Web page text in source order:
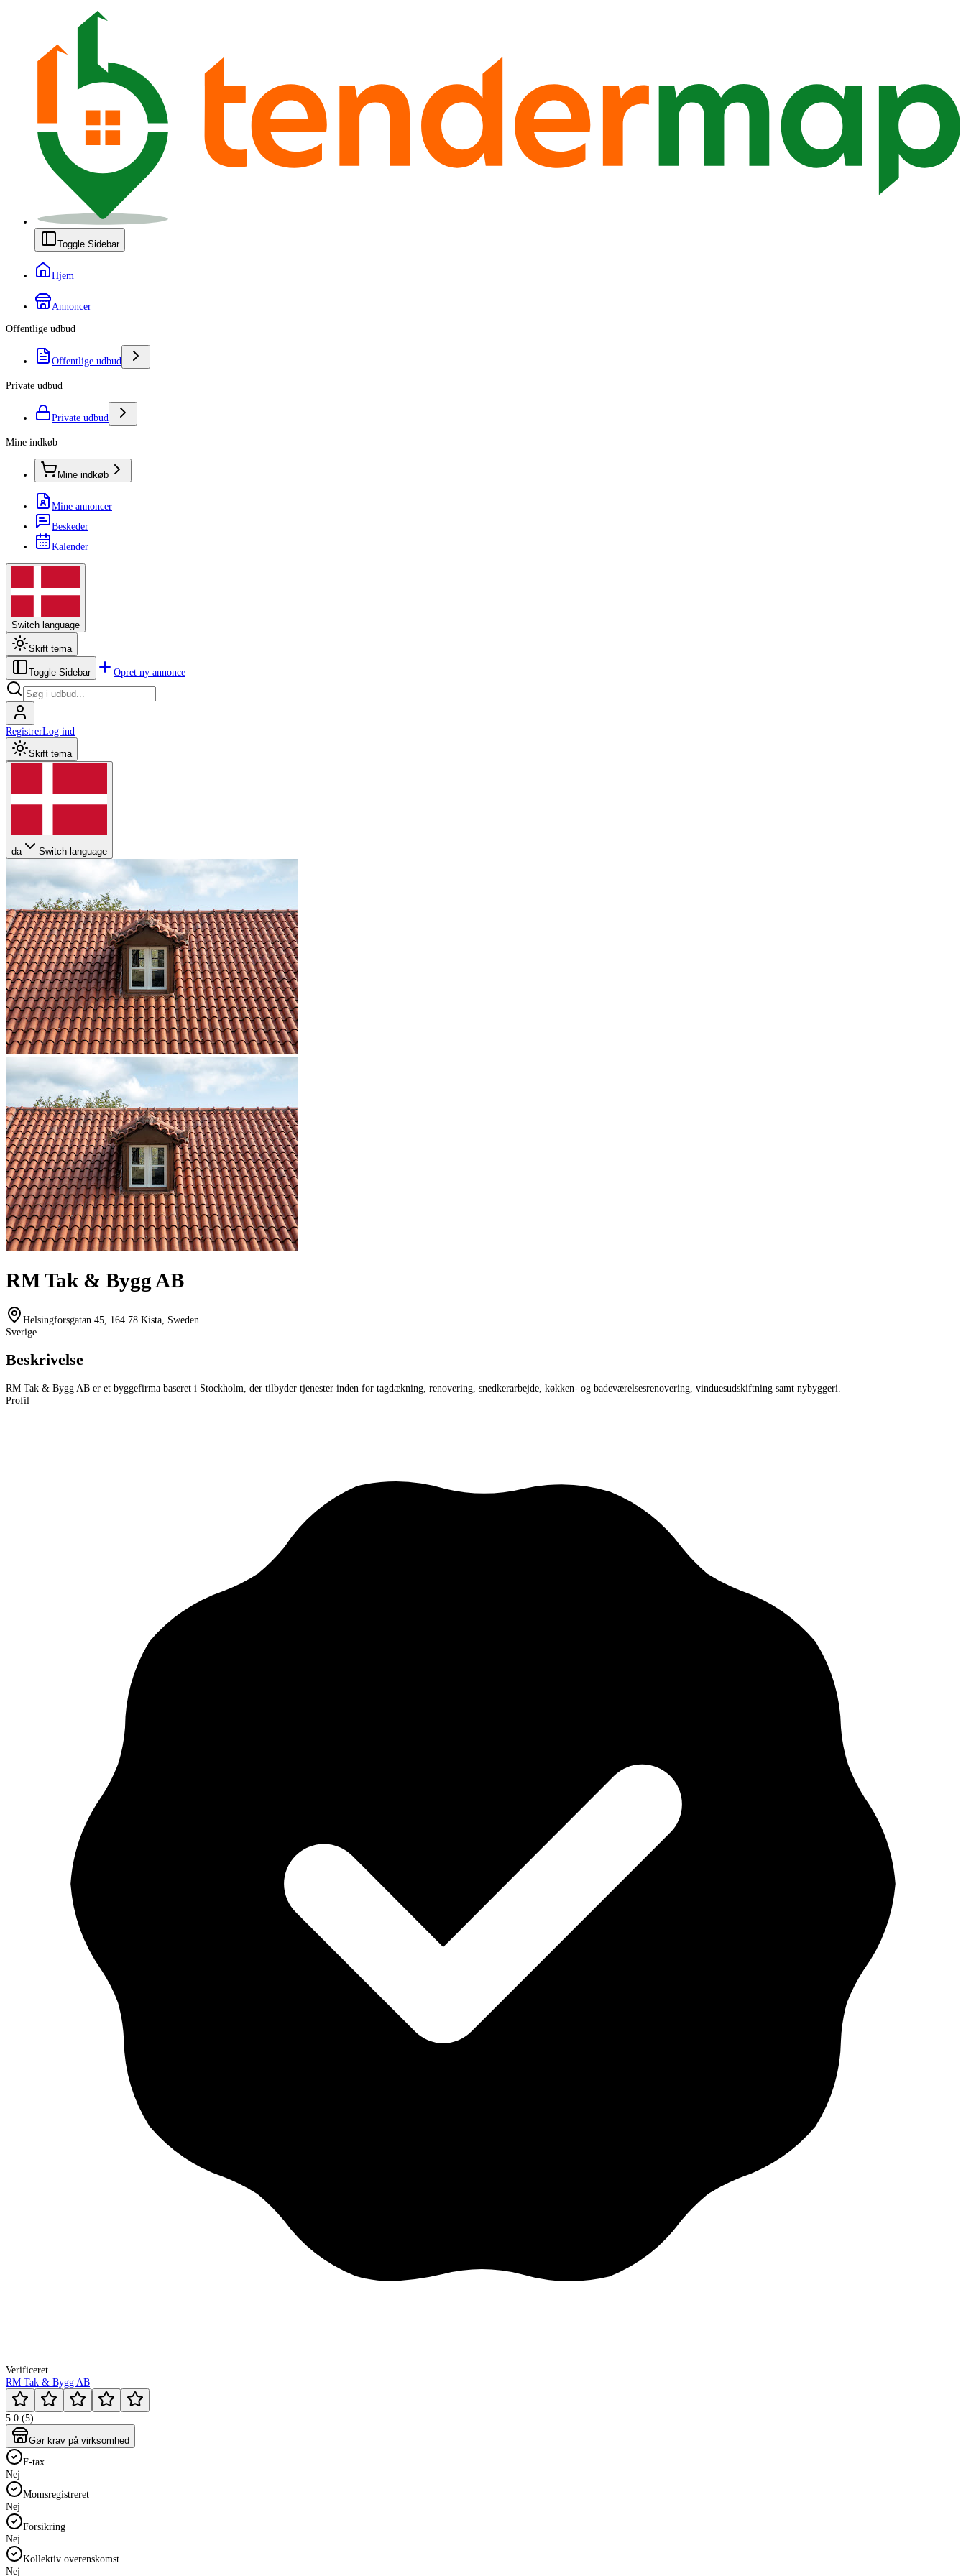
Toggle Sidebar
Hjem
Annoncer
Offentlige udbud
Offentlige udbud
Private udbud
Private udbud
Mine indkøb
Mine indkøb
Mine annoncer
Beskeder
Kalender
Switch language
Skift tema
Toggle Sidebar Opret ny annonce
RegistrerLog ind
Skift tema
da Switch language
RM Tak & Bygg AB
Helsingforsgatan 45, 164 78 Kista, Sweden
Sverige
Beskrivelse
RM Tak & Bygg AB er et byggefirma baseret i Stockholm, der tilbyder tjenester inden for tagdækning, renovering, snedkerarbejde, køkken- og badeværelsesrenovering, vinduesudskiftning samt nybyggeri.
Profil
Verificeret
RM Tak & Bygg AB
5.0 (5)
Gør krav på virksomhed
F-tax
Nej
Momsregistreret
Nej
Forsikring
Nej
Kollektiv overenskomst
Nej